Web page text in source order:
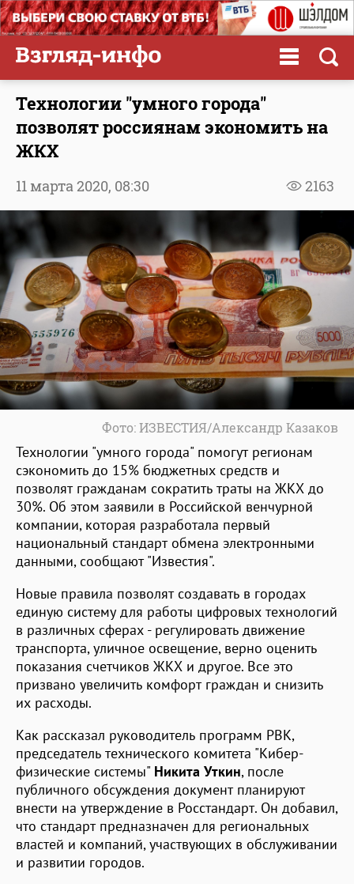
Технологии "умного города"
позволят россиянам экономить на
ЖКХ
2163
11 марта 2020, 08:30
Фото: ИЗВЕСТИЯ/Александр Казаков
Технологии "умного города" помогут регионам
сэкономить до 15% бюджетных средств и
позволят гражданам сократить траты на ЖКХ до
30%. Об этом заявили в Российской венчурной
компании, которая разработала первый
национальный стандарт обмена электронными
данными, сообщают "Известия".
Новые правила позволят создавать в городах
единую систему для работы цифровых технологий
в различных сферах - регулировать движение
транспорта, уличное освещение, верно оценить
показания счетчиков ЖКХ и другое. Все это
призвано увеличить комфорт граждан и снизить
их расходы.
Как рассказал руководитель программ РВК,
председатель технического комитета "Кибер-
физические системы" Никита Уткин, после
публичного обсуждения документ планируют
внести на утверждение в Росстандарт. Он добавил,
что стандарт предназначен для региональных
властей и компаний, участвующих в обслуживании
и развитии городов.